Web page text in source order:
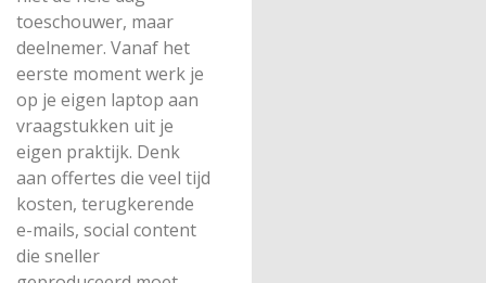
toeschouwer, maar
deelnemer. Vanaf het
eerste moment werk je
op je eigen laptop aan
vraagstukken uit je
eigen praktijk. Denk
aan offertes die veel tijd
kosten, terugkerende
e-mails, social content
die sneller